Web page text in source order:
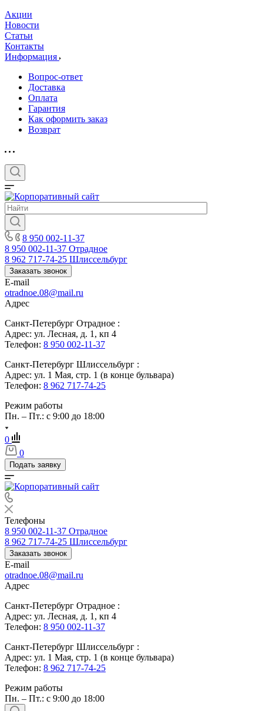
Акции
Новости
Статьи
Контакты
Информация
Вопрос-ответ
Доставка
Оплата
Гарантия
Как оформить заказ
Возврат
8 950 002-11-37
8 950 002-11-37 Отрадное
8 962 717-74-25 Шлиссельбург
Заказать звонок
E-mail
otradnoe.08@mail.ru
Адрес
Санкт-Петербург Отрадное :
Адрес: ул. Лесная, д. 1, кп 4
Телефон: 8 950 002-11-37
Санкт-Петербург Шлиссельбург :
Адрес: ул. 1 Мая, стр. 1 (в конце бульвара)
Телефон: 8 962 717-74-25
Режим работы
Пн. – Пт.: с 9:00 до 18:00
0
0
Подать заявку
Телефоны
8 950 002-11-37 Отрадное
8 962 717-74-25 Шлиссельбург
Заказать звонок
E-mail
otradnoe.08@mail.ru
Адрес
Санкт-Петербург Отрадное :
Адрес: ул. Лесная, д. 1, кп 4
Телефон: 8 950 002-11-37
Санкт-Петербург Шлиссельбург :
Адрес: ул. 1 Мая, стр. 1 (в конце бульвара)
Телефон: 8 962 717-74-25
Режим работы
Пн. – Пт.: с 9:00 до 18:00